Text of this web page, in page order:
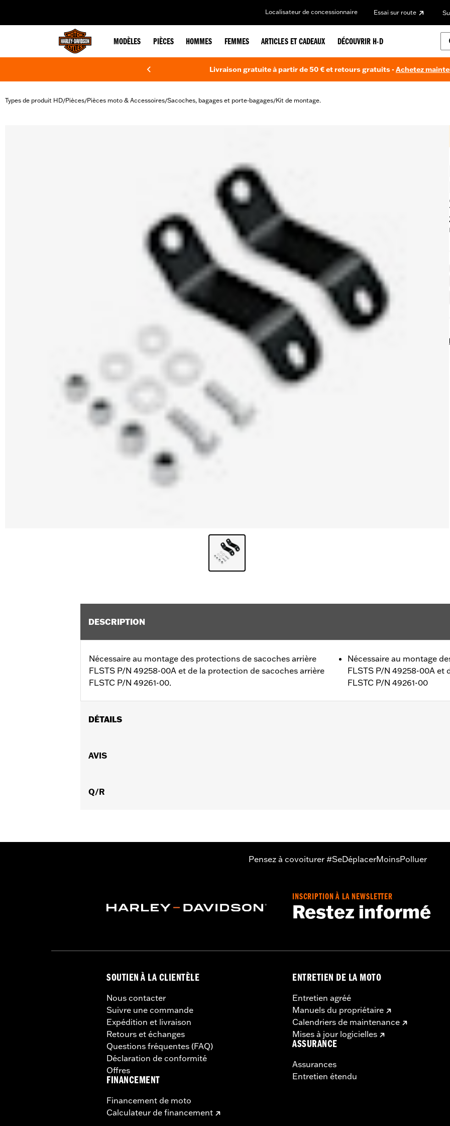
Localisateur de concessionnaire Essai sur route
MODÈLES PIÈCES HOMMES FEMMES ARTICLES ET CADEAUX DÉCOUVRIR H-D
Livraison gratuite à partir de 50 € et retours gratuits -Achetez
Types de produit HD/Pièces/Pièces moto & Accessoires/Sacoches, bagages et porte-bagages/Kit de montage.
DESCRIPTION
Nécessaire au montage des protections de sacoches arrière
FLSTS P/N 49258-00A et de la protection de sacoches arrière
FLSTC P/N 49261-00.
Nécessaire au montage
FLSTS P/N 49258-00A et
FLSTC P/N 49261-00
DÉTAILS
Instructions d’installation
AVIS
Q/R
Pensez à covoiturer #SeDéplacerMoinsPolluer
INSCRIPTION À LA NEWSLETTER
Restez informé
SOUTIEN À LA CLIENTÈLE
Nous contacter
Suivre une commande
Expédition et livraison
Retours et échanges
Questions fréquentes (FAQ)
Déclaration de conformité
Offres
FINANCEMENT
Financement de moto
Calculateur de financement
ENTRETIEN DE LA MOTO
Entretien agréé
Manuels du propriétaire
Calendriers de maintenance
Mises à jour logicielles
ASSURANCE
Assurances
Entretien étendu